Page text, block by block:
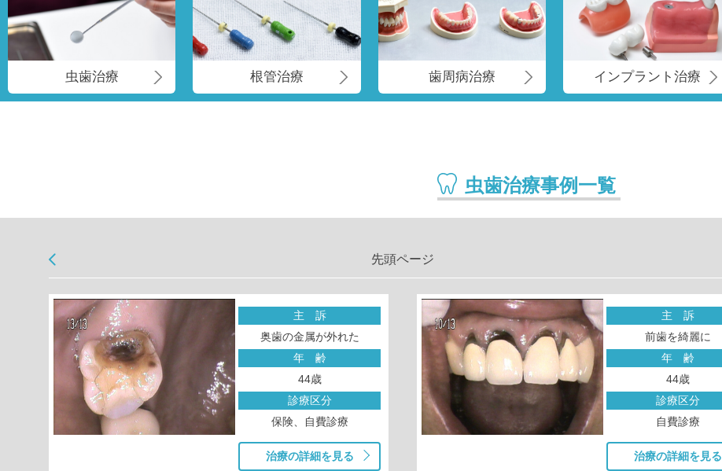
虫歯治療 根管治療 歯周病治療 インプラント治療
虫歯治療事例一覧
先頭ページ
主 訴
奥歯の金属が外れた
年 齢
44歳
診療区分
保険、自費診療
治療の詳細を見る
主 訴
前歯を綺麗に
年 齢
44歳
診療区分
自費診療
治療の詳細を見る